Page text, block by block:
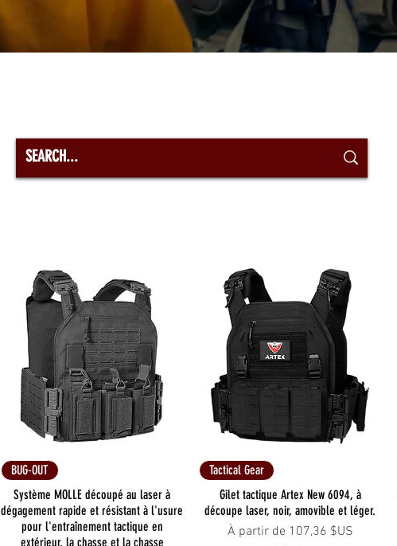
BUG-OUT
Système MOLLE découpé au laser à
dégagement rapide et résistant à l'usure
pour l'entraînement tactique en
extérieur, la chasse et la chasse
Aperçu rapide
Tactical Gear
Gilet tactique Artex New 6094, à
découpe laser, noir, amovible et léger.
À partir de 107,36 $US
Prix promotionnel